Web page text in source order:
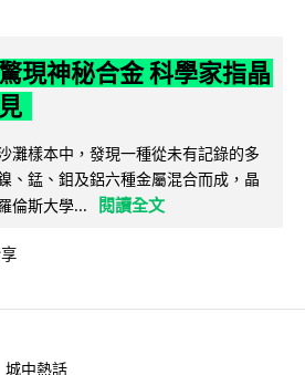
現神秘合金 科學家指晶
灘樣本中，發現一種從未有記錄的多
、錳、鉬及鋁六種金屬混合而成，晶
倫斯大學...
閱讀全文
城中熱話